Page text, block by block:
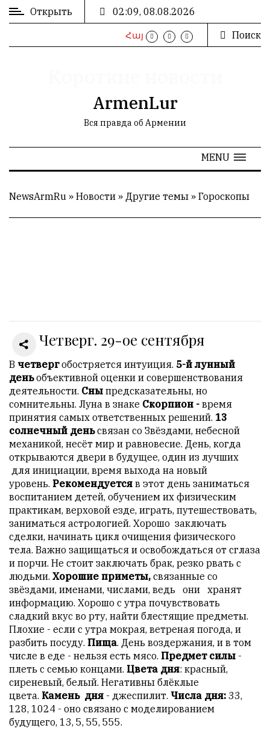
ВХОД
РЕКЛАМА
1
Гостей:
Пользователей:
0
НАШИ
ПРАВИЛА
Тонкие
материалы
для
независимо
мыслящих.
Сайт
обновляется
с
большим
трудом,
но
с
душой.
Редакция
не
лезет
в
авторские
тексты,
Открыть 02:09, 08.08.2026
Հայ Поиск
ArmenLur
Вся правда об Армении
MENU
NewsArmRu » Новости » Другие темы » Гороскопы
Четверг. 29-ое сентября
В четвергобостряется интуиция. 5-й лунный
деньобъективной оценки и совершенствования
деятельности. Сны предсказательны, но
сомнительны. Луна в знаке Скорпион - время
принятия самых ответственных решений. 13
солнечный деньсвязан со Звёздами, небесной
механикой, несёт мир и равновесие. День, когда
открываются двери в будущее, один из лучших
для инициации, время выхода на новый
уровень. Рекомендуется в этот день заниматься
воспитанием детей, обучением их физическим
практикам, верховой езде, играть, путешествовать,
заниматься астрологией. Хорошо заключать
сделки, начинать цикл очищения физического
тела. Важно защищаться и освобождаться от сглаза
и порчи. Не стоит заключать брак, резко рвать с
людьми. Хорошие приметы, связанные со
звёздами, именами, числами, ведь они хранят
информацию. Хорошо с утра почувствовать
сладкий вкус во рту, найти блестящие предметы.
Плохие - если с утра мокрая, ветреная погода, и
разбить посуду. Пища. День воздержания, и в том
числе в еде - нельзя есть мясо. Предмет силы -
плеть с семью концами. Цвета дня: красный,
сиреневый, белый. Негативны блёклые
цвета. Камень дня - джеспилит. Числа дня: 33,
128, 1024 - оно связано с моделированием
будущего, 13, 5, 55, 555.